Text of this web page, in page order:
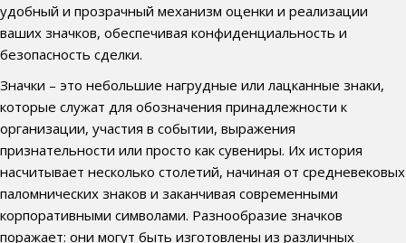
удобный и прозрачный механизм оценки и реализации
ваших значков, обеспечивая конфиденциальность и
безопасность сделки.
Значки – это небольшие нагрудные или лацканные знаки,
которые служат для обозначения принадлежности к
организации, участия в событии, выражения
признательности или просто как сувениры. Их история
насчитывает несколько столетий, начиная от средневековых
паломнических знаков и заканчивая современными
корпоративными символами. Разнообразие значков
поражает: они могут быть изготовлены из различных